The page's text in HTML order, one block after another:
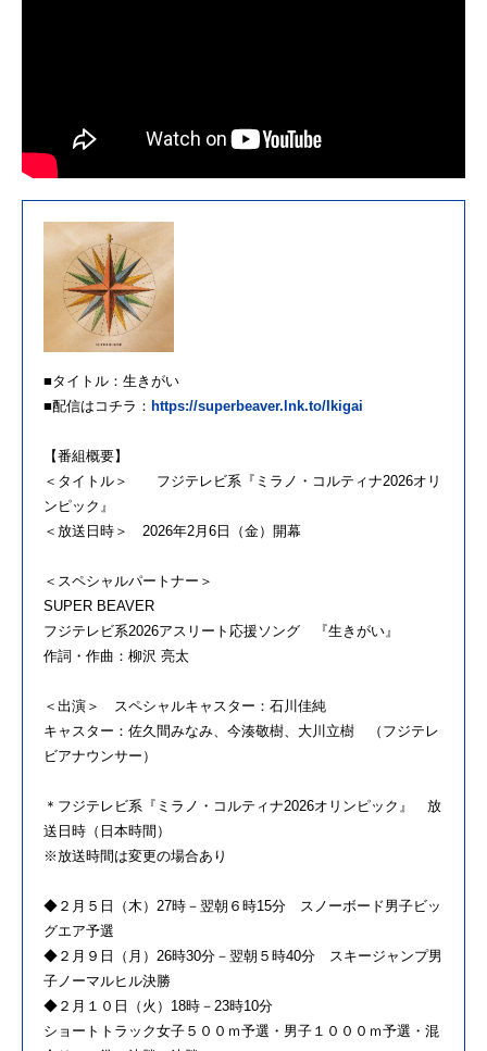
■タイトル：生きがい
■配信はコチラ： https://superbeaver.lnk.to/Ikigai
【番組概要】
＜タイトル＞ フジテレビ系『ミラノ・コルティナ2026オリ
ンピック』
＜放送日時＞ 2026年2月6日（金）開幕
＜スペシャルパートナー＞
SUPER BEAVER
フジテレビ系2026アスリート応援ソング 『生きがい』
作詞・作曲：柳沢 亮太
＜出演＞ スペシャルキャスター：石川佳純
キャスター：佐久間みなみ、今湊敬樹、大川立樹 （フジテレ
ビアナウンサー）
＊フジテレビ系『ミラノ・コルティナ2026オリンピック』 放
送日時（日本時間）
※放送時間は変更の場合あり
◆２月５日（木）27時－翌朝６時15分 スノーボード男子ビッ
グエア予選
◆２月９日（月）26時30分－翌朝５時40分 スキージャンプ男
子ノーマルヒル決勝
◆２月１０日（火）18時－23時10分
ショートトラック女子５００ｍ予選・男子１０００ｍ予選・混